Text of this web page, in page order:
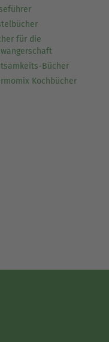
für die
Bücher
Kochbücher